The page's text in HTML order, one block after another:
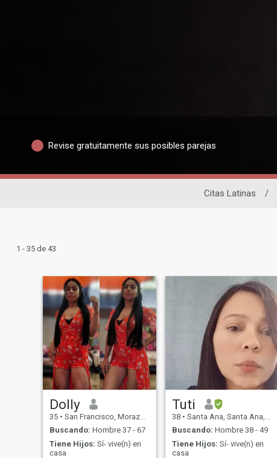
Revise gratuitamente sus posibles parejas
Citas Latinas /
1 - 35 de 43
Dolly
35 • San Francisco, Morazán, El Salvador
Buscando: Hombre 37 - 67
Tiene Hijos: Sí- vive(n) en
casa
Tuti
38 • Santa Ana, Santa Ana, El Salvador
Buscando: Hombre 38 - 49
Tiene Hijos: Sí- vive(n) en
casa